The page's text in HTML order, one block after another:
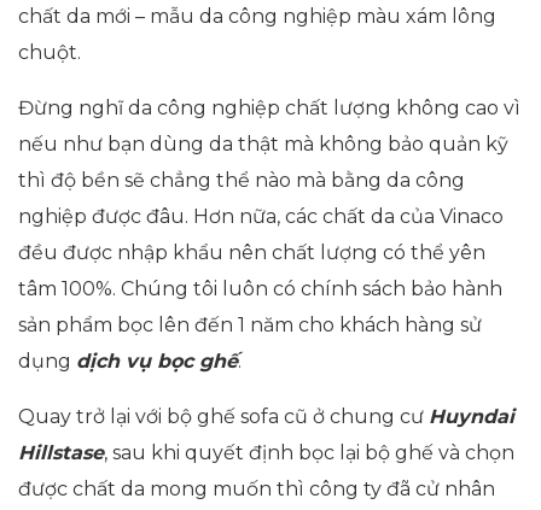
chất da mới – mẫu da công nghiệp màu xám lông
chuột.
Đừng nghĩ da công nghiệp chất lượng không cao vì
nếu như bạn dùng da thật mà không bảo quản kỹ
thì độ bền sẽ chẳng thể nào mà bằng da công
nghiệp được đâu. Hơn nữa, các chất da của Vinaco
đều được nhập khẩu nên chất lượng có thể yên
tâm 100%. Chúng tôi luôn có chính sách bảo hành
sản phẩm bọc lên đến 1 năm cho khách hàng sử
dụng dịch vụ bọc ghế.
Quay trở lại với bộ ghế sofa cũ ở chung cư Huyndai
Hillstase, sau khi quyết định bọc lại bộ ghế và chọn
được chất da mong muốn thì công ty đã cử nhân